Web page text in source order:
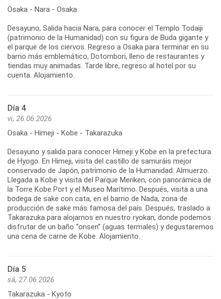
Osaka - Nara - Osaka
Desayuno, Salida hacia Nara, para conocer el Templo Todaiji
(patrimonio de la Humanidad) con su figura de Buda gigante y
el parque de los ciervos. Regreso a Osaka para terminar en su
barrio más emblemático, Dotombori, lleno de restaurantes y
tiendas muy animadas. Tarde libre, regreso al hotel por su
cuenta. Alojamiento.
Día 4
vi, 26.06.2026
Osaka - Himeji - Kobe - Takarazuka
Desayuno y salida para conocer Himeji y Kobe en la prefectura
de Hyogo. En Himeji, visita del castillo de samuráis mejor
conservado de Japón, patrimonio de la Humanidad. Almuerzo.
Llegada a Kobe y visita del Parque Meriken, con panorámica de
la Torre Kobe Port y el Museo Marítimo. Después, visita a una
bodega de sake con cata, en el barrio de Nada, zona de
producción de sake más famosa del país. Después, traslado a
Takarazuka para alojarnos en nuestro ryokan, donde podemos
disfrutar de un baño “onsen” (aguas termales) y degustaremos
una cena de carne de Kobe. Alojamiento.
Día 5
sá, 27.06.2026
Takarazuka - Kyoto